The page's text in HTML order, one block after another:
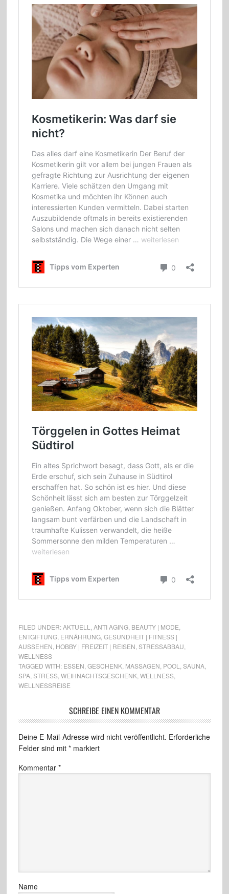
FILED UNDER:AKTUELL ANTI AGING, BEAUTY | MODE
ENTGIFTUNG, ERNÄHRUNG, GESUNDHEIT | FITNESS |
AUSSEHEN HOBBY | FREIZEIT | REISEN STRESSABBAU
WELLNESS
TAGGED WITH: ESSEN GESCHENK, MASSAGEN POOL SAUNA,
SPA, STRESS, WEIHNACHTSGESCHENK, WELLNESS,
WELLNESSREISE
SCHREIBE EINEN KOMMENTAR
Deine E-Mail-Adresse wird nicht veröffentlicht. Erforderliche
Felder sind mit *markiert
Kommentar *
Name